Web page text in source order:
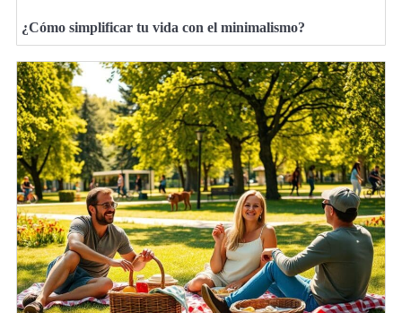
¿Cómo simplificar tu vida con el minimalismo?